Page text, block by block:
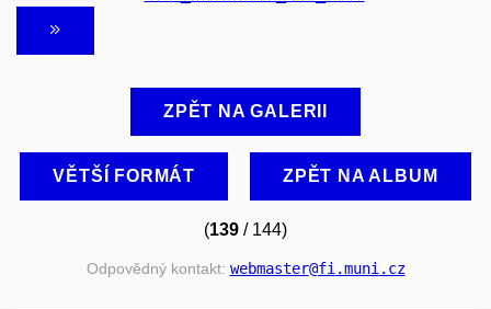
ZPĚT NA GALERII
VĚTŠÍ FORMÁT ZPĚT NA ALBUM
(139 / 144)
Odpovědný kontakt: webmaster@fi.muni.cz